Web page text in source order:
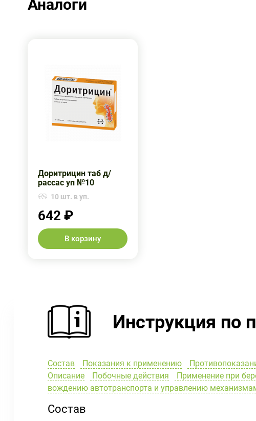
Аналоги
Доритрицин таб д/
рассас уп №10
10 шт. в уп.
642 ₽
В корзину
Инструкция по
Состав Показания к применению
Описание
Побочные действия Применение при
вождению автотранспорта и управлению
Состав